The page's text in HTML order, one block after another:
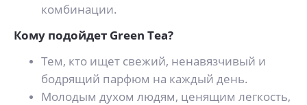
комбинации.
Кому подойдет Green Tea?
Тем, кто ищет свежий, ненавязчивый и
бодрящий парфюм на каждый день.
Молодым духом людям, ценящим легкость,